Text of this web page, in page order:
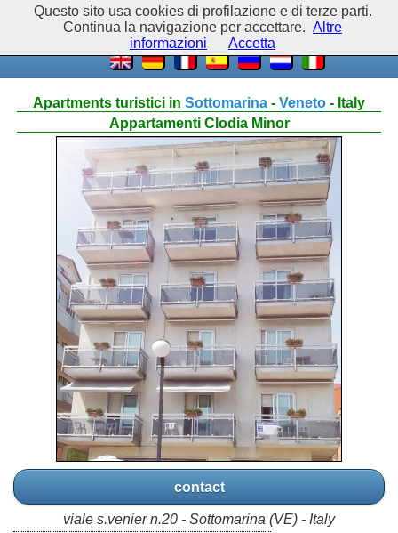
Apartments turistici in Sottomarina - Veneto - Italy
Appartamenti Clodia Minor
contact
viale s.venier n.20 - Sottomarina (VE) - Italy
Questo sito usa cookies di profilazione e di terze parti.
Continua la navigazione per accettare. Altre
informazioni
Accetta